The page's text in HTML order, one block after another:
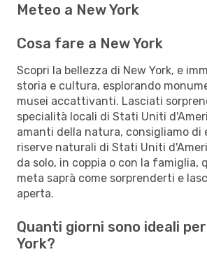
Meteo a New York
Cosa fare a New York
Scopri la bellezza di New York, e
storia e cultura, esplorando
musei accattivanti. Lasciati
specialità locali di Stati Uniti
amanti della natura, consigliamo di
riserve naturali di Stati Uniti
da solo, in coppia o con la famiglia,
meta saprà come sorprenderti e
aperta.
Quanti giorni sono ideali
York?